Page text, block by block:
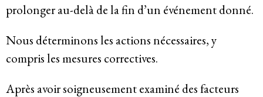
prolonger au-delà de la fin d’un événement donné.
Nous déterminons les actions nécessaires, y
compris les mesures correctives.
Après avoir soigneusement examiné des facteurs